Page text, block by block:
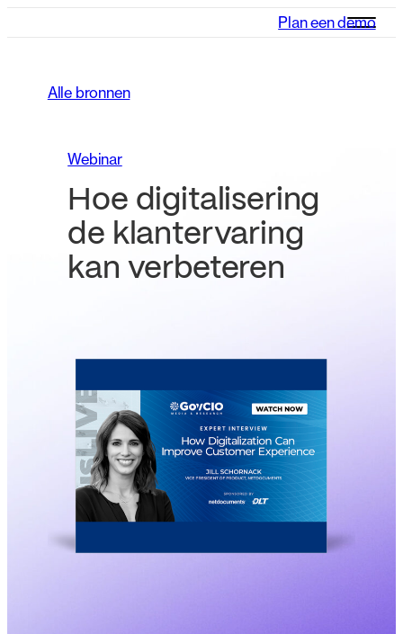
Plan een demo
Alle bronnen
Webinar
Hoe digitalisering
de klantervaring
kan verbeteren